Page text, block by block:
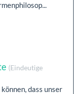
(Eindeutige
dass unser